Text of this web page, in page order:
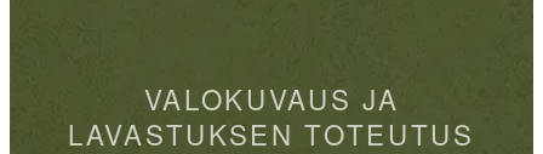
VALOKUVAUS JA
LAVASTUKSEN TOTEUTUS